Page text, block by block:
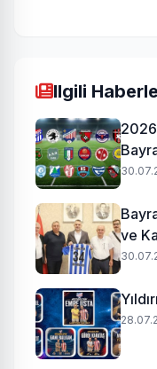
Ilgili
ve